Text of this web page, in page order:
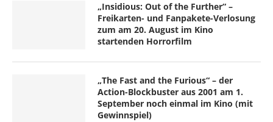
„Insidious: Out of the Further“ –
Freikarten- und Fanpakete-Verlosung
zum am 20. August im Kino
startenden Horrorfilm
„The Fast and the Furious“ – der
Action-Blockbuster aus 2001 am 1.
September noch einmal im Kino (mit
Gewinnspiel)